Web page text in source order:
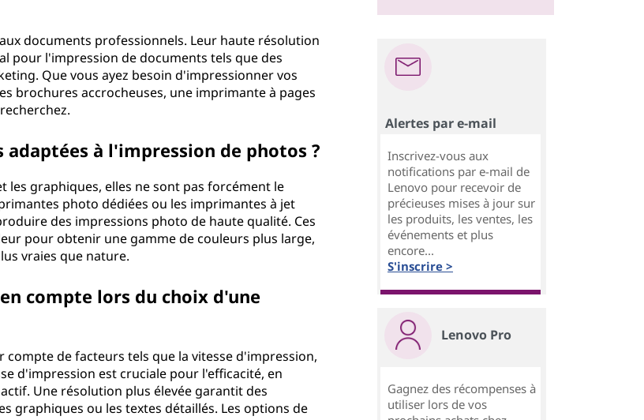
documents professionnels. Leur haute résolution
pour l'impression de documents tels que des
Que vous ayez besoin d'impressionner vos
brochures accrocheuses, une imprimante à pages
à l'impression de photos ?
les graphiques, elles ne sont pas forcément le
photo dédiées ou les imprimantes à jet
des impressions photo de haute qualité. Ces
pour obtenir une gamme de couleurs plus large,
vraies que nature.
compte lors du choix d'une
de facteurs tels que la vitesse d'impression,
d'impression est cruciale pour l'efficacité, en
Une résolution plus élevée garantit des
graphiques ou les textes détaillés. Les options de
Alertes par e-mail
Inscrivez-vous aux
notifications par e-mail de
Lenovo pour recevoir de
précieuses mises à jour sur
les produits, les ventes, les
événements et plus
encore...
S'inscrire >
Lenovo Pro
Gagnez des récompenses à
utiliser lors de vos